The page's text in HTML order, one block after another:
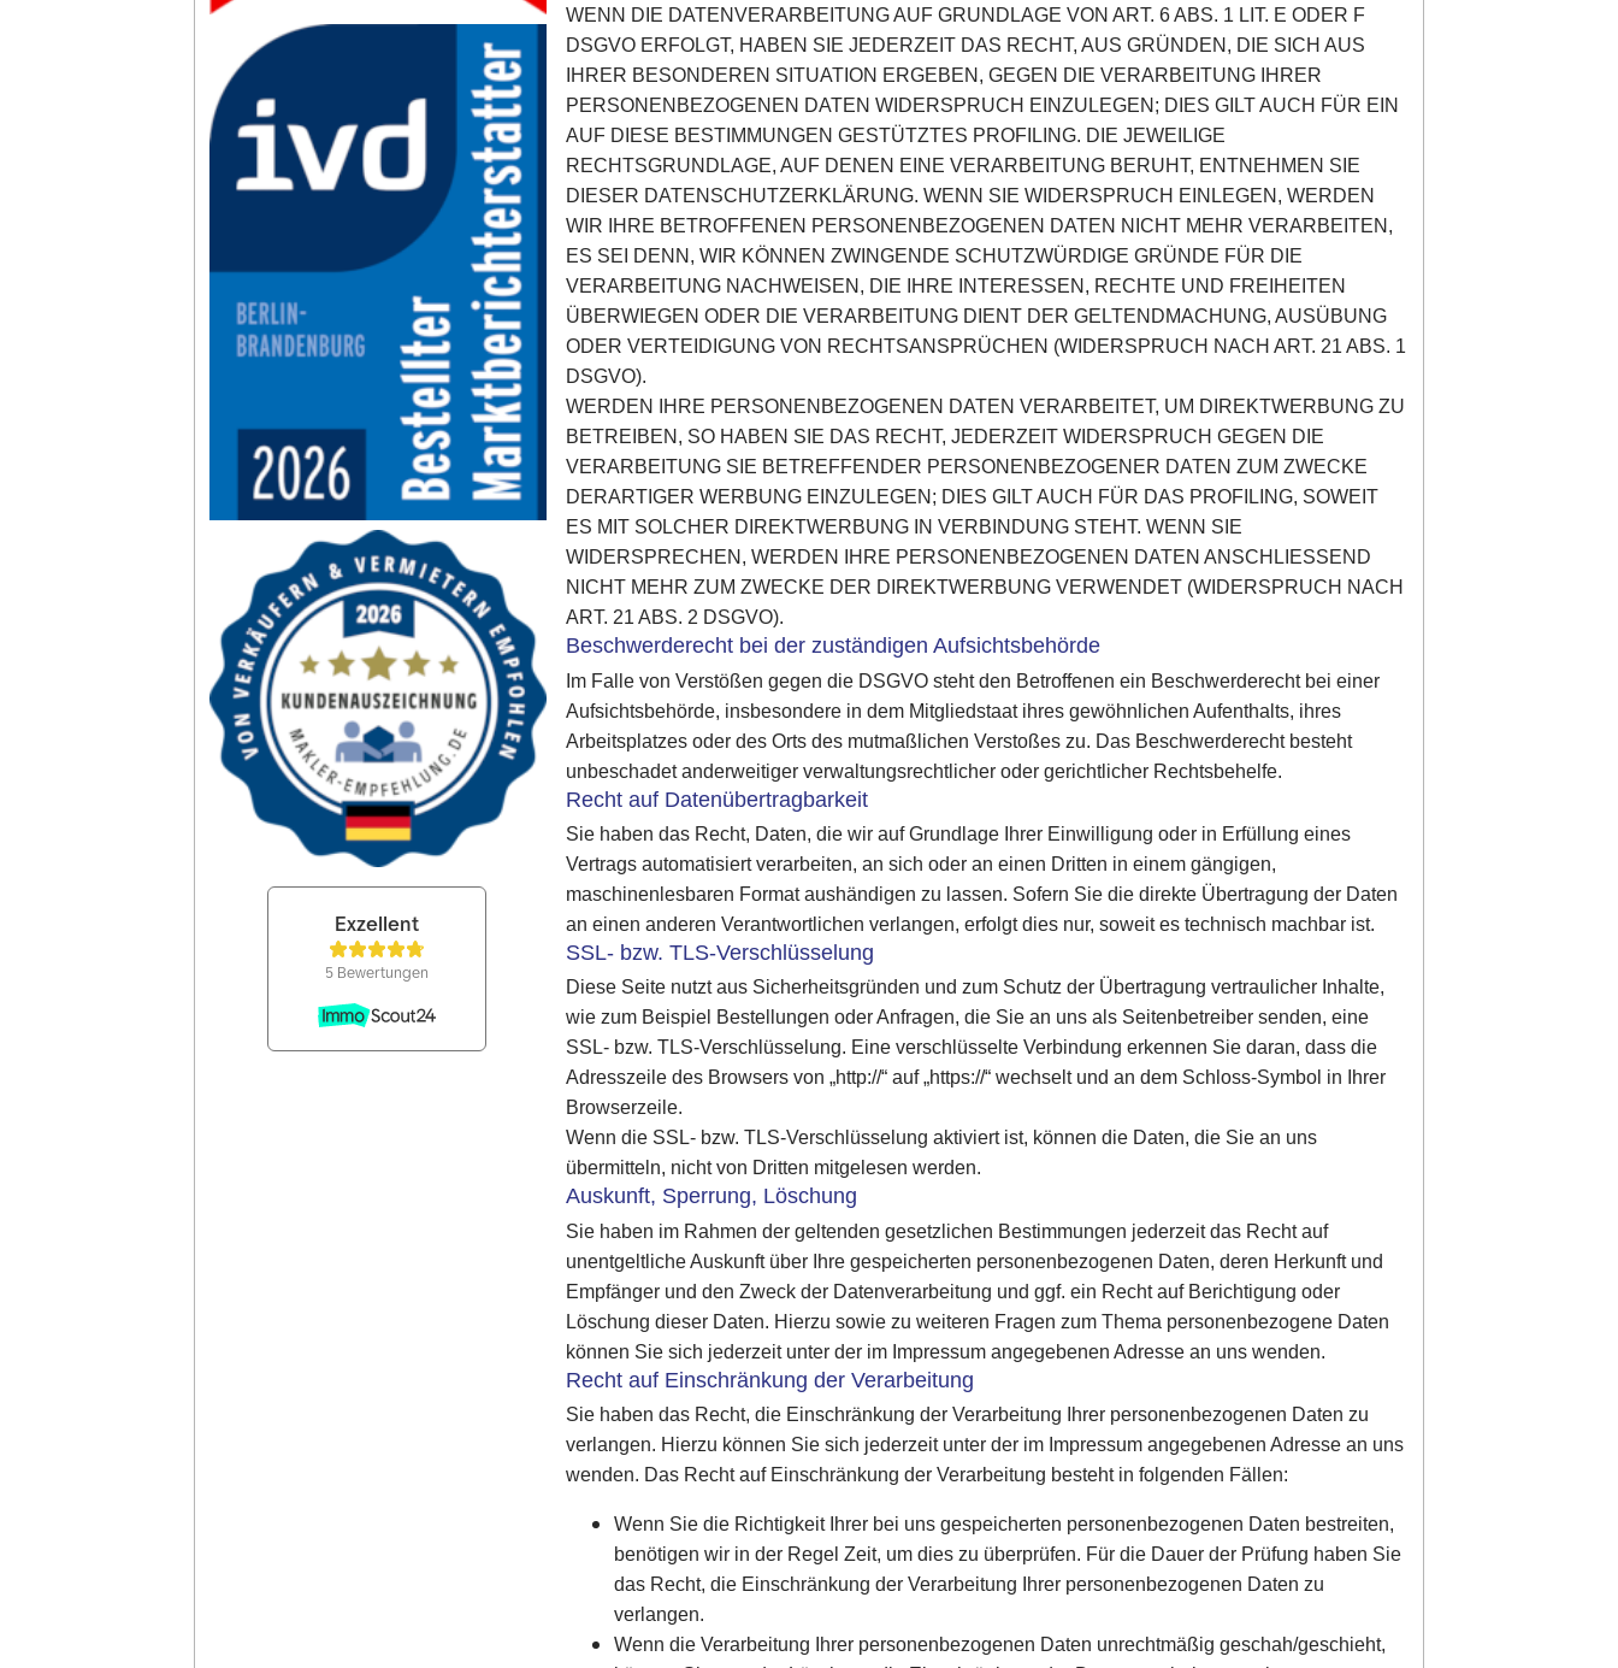
WENN DIE DATENVERARBEITUNG AUF GRUNDLAGE VON ART. 6 ABS. 1 LIT. E ODER F
DSGVO ERFOLGT, HABEN SIE JEDERZEIT DAS RECHT, AUS GRÜNDEN, DIE SICH AUS
IHRER BESONDEREN SITUATION ERGEBEN, GEGEN DIE VERARBEITUNG IHRER
PERSONENBEZOGENEN DATEN WIDERSPRUCH EINZULEGEN; DIES GILT AUCH FÜR EIN
AUF DIESE BESTIMMUNGEN GESTÜTZTES PROFILING. DIE JEWEILIGE
RECHTSGRUNDLAGE, AUF DENEN EINE VERARBEITUNG BERUHT, ENTNEHMEN SIE
DIESER DATENSCHUTZERKLÄRUNG. WENN SIE WIDERSPRUCH EINLEGEN, WERDEN
WIR IHRE BETROFFENEN PERSONENBEZOGENEN DATEN NICHT MEHR VERARBEITEN,
ES SEI DENN, WIR KÖNNEN ZWINGENDE SCHUTZWÜRDIGE GRÜNDE FÜR DIE
VERARBEITUNG NACHWEISEN, DIE IHRE INTERESSEN, RECHTE UND FREIHEITEN
ÜBERWIEGEN ODER DIE VERARBEITUNG DIENT DER GELTENDMACHUNG, AUSÜBUNG
ODER VERTEIDIGUNG VON RECHTSANSPRÜCHEN (WIDERSPRUCH NACH ART. 21 ABS. 1
DSGVO).
WERDEN IHRE PERSONENBEZOGENEN DATEN VERARBEITET, UM DIREKTWERBUNG ZU
BETREIBEN, SO HABEN SIE DAS RECHT, JEDERZEIT WIDERSPRUCH GEGEN DIE
VERARBEITUNG SIE BETREFFENDER PERSONENBEZOGENER DATEN ZUM ZWECKE
DERARTIGER WERBUNG EINZULEGEN; DIES GILT AUCH FÜR DAS PROFILING, SOWEIT
ES MIT SOLCHER DIREKTWERBUNG IN VERBINDUNG STEHT. WENN SIE
WIDERSPRECHEN, WERDEN IHRE PERSONENBEZOGENEN DATEN ANSCHLIESSEND
NICHT MEHR ZUM ZWECKE DER DIREKTWERBUNG VERWENDET (WIDERSPRUCH NACH
ART. 21 ABS. 2 DSGVO).
Beschwerderecht bei der zuständigen Aufsichtsbehörde
Im Falle von Verstößen gegen die DSGVO steht den Betroffenen ein Beschwerderecht bei einer
Aufsichtsbehörde, insbesondere in dem Mitgliedstaat ihres gewöhnlichen Aufenthalts, ihres
Arbeitsplatzes oder des Orts des mutmaßlichen Verstoßes zu. Das Beschwerderecht besteht
unbeschadet anderweitiger verwaltungsrechtlicher oder gerichtlicher Rechtsbehelfe.
Recht auf Datenübertragbarkeit
Sie haben das Recht, Daten, die wir auf Grundlage Ihrer Einwilligung oder in Erfüllung eines
Vertrags automatisiert verarbeiten, an sich oder an einen Dritten in einem gängigen,
maschinenlesbaren Format aushändigen zu lassen. Sofern Sie die direkte Übertragung der Daten
an einen anderen Verantwortlichen verlangen, erfolgt dies nur, soweit es technisch machbar ist.
SSL- bzw. TLS-Verschlüsselung
Diese Seite nutzt aus Sicherheitsgründen und zum Schutz der Übertragung vertraulicher Inhalte,
wie zum Beispiel Bestellungen oder Anfragen, die Sie an uns als Seitenbetreiber senden, eine
SSL- bzw. TLS-Verschlüsselung. Eine verschlüsselte Verbindung erkennen Sie daran, dass die
Adresszeile des Browsers von „http://“ auf „https://“ wechselt und an dem Schloss-Symbol in Ihrer
Browserzeile.
Wenn die SSL- bzw. TLS-Verschlüsselung aktiviert ist, können die Daten, die Sie an uns
übermitteln, nicht von Dritten mitgelesen werden.
Auskunft, Sperrung, Löschung
Sie haben im Rahmen der geltenden gesetzlichen Bestimmungen jederzeit das Recht auf
unentgeltliche Auskunft über Ihre gespeicherten personenbezogenen Daten, deren Herkunft und
Empfänger und den Zweck der Datenverarbeitung und ggf. ein Recht auf Berichtigung oder
Löschung dieser Daten. Hierzu sowie zu weiteren Fragen zum Thema personenbezogene Daten
können Sie sich jederzeit unter der im Impressum angegebenen Adresse an uns wenden.
Recht auf Einschränkung der Verarbeitung
Sie haben das Recht, die Einschränkung der Verarbeitung Ihrer personenbezogenen Daten zu
verlangen. Hierzu können Sie sich jederzeit unter der im Impressum angegebenen Adresse an uns
wenden. Das Recht auf Einschränkung der Verarbeitung besteht in folgenden Fällen:
Wenn Sie die Richtigkeit Ihrer bei uns gespeicherten personenbezogenen Daten bestreiten,
benötigen wir in der Regel Zeit, um dies zu überprüfen. Für die Dauer der Prüfung haben Sie
das Recht, die Einschränkung der Verarbeitung Ihrer personenbezogenen Daten zu
verlangen.
Wenn die Verarbeitung Ihrer personenbezogenen Daten unrechtmäßig geschah/geschieht,